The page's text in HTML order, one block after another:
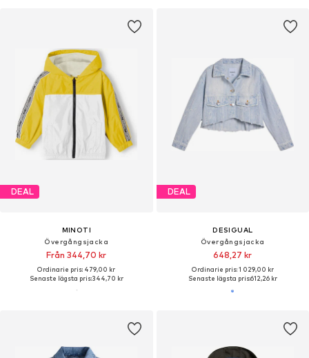
DEAL
MINOTI
Övergångsjacka
Från 344,70 kr
Ordinarie pris: 479,00 kr
Senaste lägsta pris:344,70 kr
DEAL
DESIGUAL
Övergångsjacka
648,27 kr
Ordinarie pris: 1 029,00 kr
Senaste lägsta pris:612,26 kr